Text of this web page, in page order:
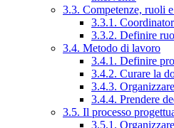
3.3. Competenze, ruoli
3.3.1.
3.3.2. Definire
3.4. Metodo di lavoro
3.4.1. Definire
3.4.2. Curare la
3.4.3.
3.4.4. Prendere
3.5. Il processo
3.5.1.